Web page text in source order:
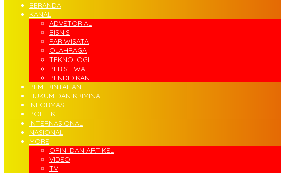
BERANDA
KANAL
ADVETORIAL
BISNIS
PARIWISATA
OLAHRAGA
TEKNOLOGI
PERISTIWA
PENDIDIKAN
PEMERINTAHAN
HUKUM DAN KRIMINAL
INFORMASI
POLITIK
INTERNASIONAL
NASIONAL
MORE
OPINI DAN ARTIKEL
VIDEO
TV